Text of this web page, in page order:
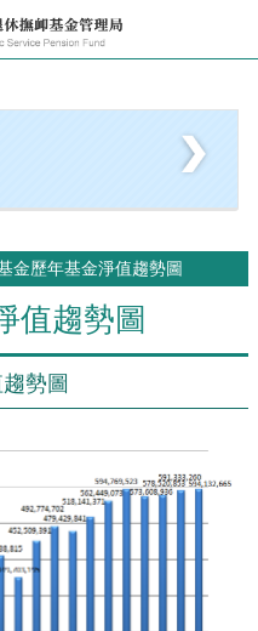
金歷年基金淨值趨勢圖
值趨勢圖
勢圖